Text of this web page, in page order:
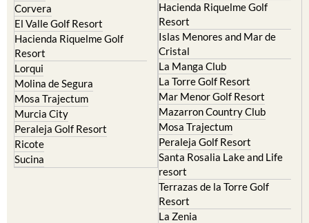
Corvera
El Valle Golf Resort
Hacienda Riquelme Golf
Resort
Lorqui
Molina de Segura
Mosa Trajectum
Murcia City
Peraleja Golf Resort
Ricote
Sucina
Hacienda Riquelme Golf
Resort
Islas Menores and Mar de
Cristal
La Manga Club
La Torre Golf Resort
Mar Menor Golf Resort
Mazarron Country Club
Mosa Trajectum
Peraleja Golf Resort
Santa Rosalia Lake and Life
resort
Terrazas de la Torre Golf
Resort
La Zenia